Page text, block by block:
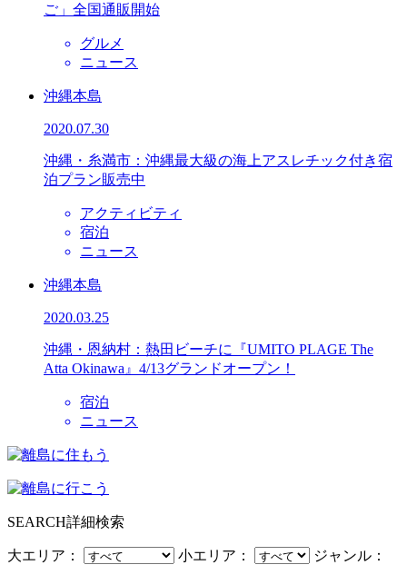
ご」全国通販開始
グルメ
ニュース
沖縄本島
2020.07.30
沖縄・糸満市：沖縄最大級の海上アスレチック付き宿
泊プラン販売中
アクティビティ
宿泊
ニュース
沖縄本島
2020.03.25
沖縄・恩納村：熱田ビーチに『UMITO PLAGE The
Atta Okinawa』4/13グランドオープン！
宿泊
ニュース
SEARCH詳細検索
大エリア： 小エリア：
ジャンル：